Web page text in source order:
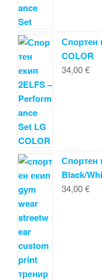
Спортен
COLOR
34,00€
Спортен
Black/
34,00€